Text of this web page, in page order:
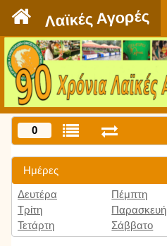
Λαϊκές Αγορές
0
Ημέρες
Δευτέρα
Τρίτη
Τετάρτη
Πέμπτη
Παρασκευή
Σάββατο